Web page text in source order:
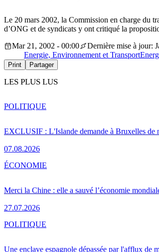
Le 20 mars 2002, la Commission en charge du
d’ONG et de syndicats y ont critiqué la
Mar 21, 2002 - 00:00
Dernière mise à jour:
Energie, Environnement et Transport
Print Partager
LES PLUS LUS
EXCLUSIF : L'Islande demande à Bruxelles de
07.08.2026
POLITIQUE
Merci la Chine : elle a sauvé l’économie
27.07.2026
ÉCONOMIE
Une enclave espagnole dépassée par l'afflux de
POLITIQUE